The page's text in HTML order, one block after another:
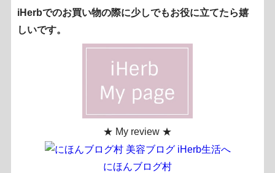
iHerbでのお買い物の際に少しでもお役に立てたら嬉
しいです。
★ My review ★
にほんブログ村